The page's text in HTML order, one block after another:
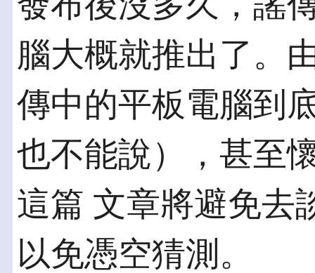
腦大概就推出了。
傳中的平板電腦到
也不能說），甚至
這篇 文章將避免去
以免憑空猜測。